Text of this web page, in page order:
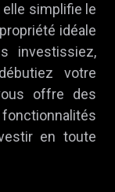
simplifie le
idéale
investissiez,
votre
offre des
en toute